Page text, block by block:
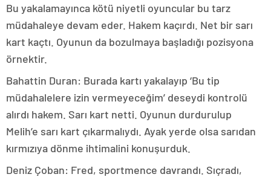
Bu yakalamayınca kötü niyetli oyuncular bu tarz
müdahaleye devam eder. Hakem kaçırdı. Net bir sarı
kart kaçtı. Oyunun da bozulmaya başladığı pozisyona
örnektir.
Bahattin Duran: Burada kartı yakalayıp ‘Bu tip
müdahalelere izin vermeyeceğim’ deseydi kontrolü
alırdı hakem. Sarı kart netti. Oyunun durdurulup
Melih’e sarı kart çıkarmalıydı. Ayak yerde olsa sarıdan
kırmızıya dönme ihtimalini konuşurduk.
Deniz Çoban: Fred, sportmence davrandı. Sıçradı,